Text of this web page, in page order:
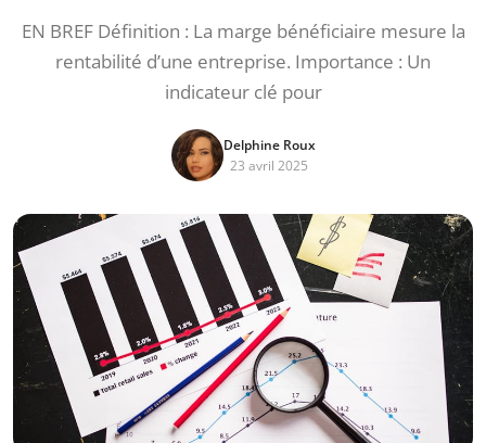
EN BREF Définition : La marge bénéficiaire mesure la
rentabilité d’une entreprise. Importance : Un
indicateur clé pour
Delphine Roux
23 avril 2025